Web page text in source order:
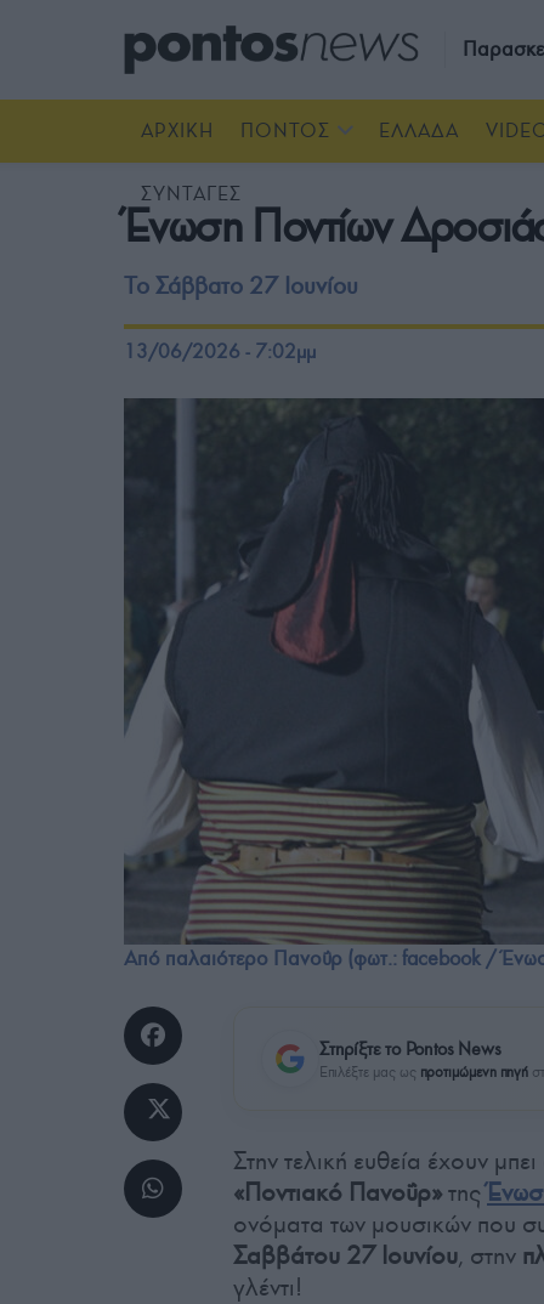
ΑΡΧΙΚΗ ΠΟΝΤΟΣ ΕΛΛΑΔΑ
ΣΥΝΤΑΓΕΣ
Ένωση Ποντίων
Το Σάββατο 27 Ιουνίου
13/06/2026 - 7:02μμ
Από παλαιότερο Πανοΰρ (φωτ.: facebook /
Στηρίξτε το Pontos News
Επιλέξτε μας ως προτιμώμενη πηγή
Στην τελική ευθεία έχουν
«Ποντιακό Πανοΰρ»της
ονόματα των μουσικών που
Σαββάτου 27 Ιουνίου, στην
γλέντι!